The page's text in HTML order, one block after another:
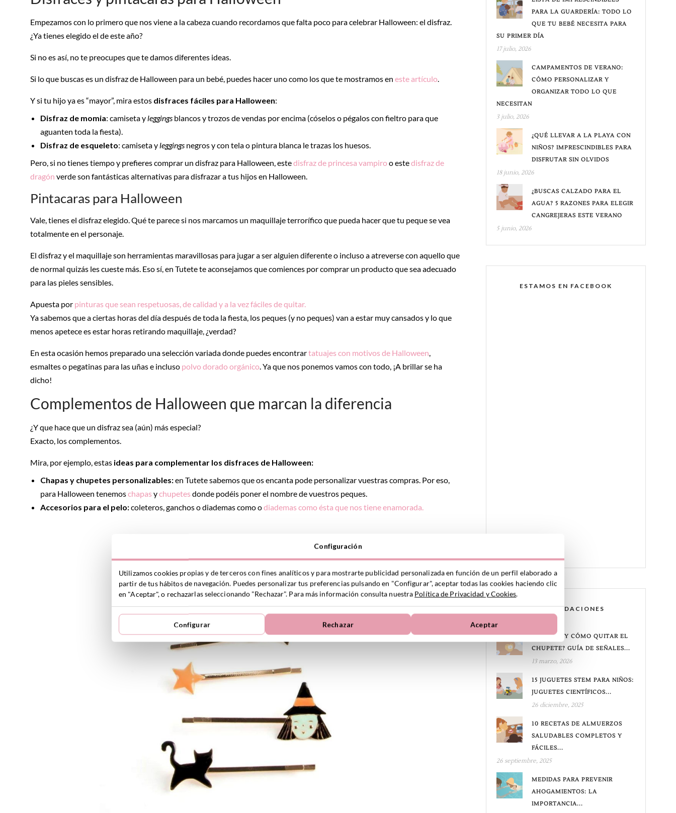
Empezamos con lo primero que nos viene a la cabeza cuando recordamos que falta poco para celebrar Halloween: el disfraz.
¿Ya tienes elegido el de este año?
Si no es así, no te preocupes que te damos diferentes ideas.
Si lo que buscas es un disfraz de Halloween para un bebé, puedes hacer uno como los que te mostramos en este artículo.
Y si tu hijo ya es “mayor”, mira estos disfraces fáciles para Halloween:
Disfraz de momia: camiseta yleggings blancos y trozos de vendas por encima (cóselos o pégalos con fieltro para que
aguanten toda la fiesta).
Disfraz de esqueleto: camiseta yleggings negros y con tela o pintura blanca le trazas los huesos.
Pero, si no tienes tiempo y prefieres comprar un disfraz para Halloween, estedisfraz de princesa vampiroo estedisfraz de
dragón verde son fantásticas alternativas para disfrazar a tus hijos en Halloween.
Pintacaras para Halloween
Vale, tienes el disfraz elegido. Qué te parece si nos marcamos un maquillaje terrorífico que pueda hacer que tu peque se vea
totalmente en el personaje.
El disfraz y el maquillaje son herramientas maravillosas para jugar a ser alguien diferente o incluso a atreverse con aquello que
de normal quizás les cueste más. Eso sí, en Tutete te aconsejamos que comiences por comprar un producto que sea adecuado
para las pieles sensibles.
Apuesta por pinturas que sean respetuosas, de calidad y a la vez fáciles de quitar.
Ya sabemos que a ciertas horas del día después de toda la fiesta, los peques (y no peques) van a estar muy cansados y lo que
menos apetece es estar horas retirando maquillaje, ¿verdad?
En esta ocasión hemos preparado una selección variada donde puedes encontrartatuajes con motivos de Halloween,
esmaltes o pegatinas para las uñas e incluso polvo dorado orgánico. Ya que nos ponemos vamos con todo, ¡A brillar se ha
dicho!
Complementos de Halloween que marcan la diferencia
¿Y que hace que un disfraz sea (aún) más especial?
Exacto, los complementos.
Mira, por ejemplo, estas ideas para complementar los disfraces de Halloween:
Chapas y chupetes personalizables:en Tutete sabemos que os encanta pode personalizar vuestras compras. Por eso,
para Halloween tenemoschapas ychupetes donde podéis poner el nombre de vuestros peques.
Accesorios para el pelo:coleteros, ganchos o diademas como odiademas como ésta que nos tiene enamorada.
PARA LA GUARDERÍA: TODO LO
QUE TU BEBÉ NECESITA PARA
SU PRIMER DÍA
17 julio, 2026
CAMPAMENTOS DE VERANO:
CÓMO PERSONALIZAR Y
ORGANIZAR TODO LO QUE
NECESITAN
3 julio, 2026
¿QUÉ LLEVAR A LA PLAYA CON
NIÑOS? IMPRESCINDIBLES PARA
DISFRUTAR SIN OLVIDOS
18 junio, 2026
¿BUSCAS CALZADO PARA EL
AGUA? 5 RAZONES PARA ELEGIR
CANGREJERAS ESTE VERANO
5 junio, 2026
ESTAMOS EN FACEBOOK
RECOMENDACIONES
¿CUÁNDO Y CÓMO QUITAR EL
CHUPETE? GUÍA DE SEÑALES...
13 marzo, 2026
15 JUGUETES STEM PARA NIÑOS:
JUGUETES CIENTÍFICOS...
26 diciembre, 2025
10 RECETAS DE ALMUERZOS
SALUDABLES COMPLETOS Y
FÁCILES...
26 septiembre, 2025
MEDIDAS PARA PREVENIR
AHOGAMIENTOS: LA
IMPORTANCIA...
Configuración
Utilizamos cookies propias y de terceros con fines analíticos y para mostrarte publicidad personalizada en función de un perfil elaborado a
partir de tus hábitos de navegación. Puedes personalizar tus preferencias pulsando en "Configurar", aceptar todas las cookies haciendo clic
en "Aceptar", o rechazarlas seleccionando "Rechazar". Para más información consulta nuestra Política de Privacidad y Cookies.
Configurar Rechazar Aceptar